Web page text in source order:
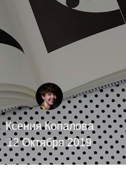
Ксения Копалова
12 Октября 2019